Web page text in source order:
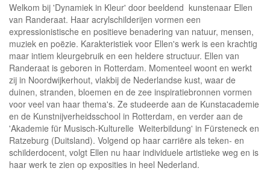
Welkom bij 'Dynamiek in Kleur' door beeldend kunstenaar Ellen
van Randeraat. Haar acrylschilderijen vormen een
expressionistische en positieve benadering van natuur, mensen,
muziek en poëzie. Karakteristiek voor Ellen's werk is een krachtig
maar intiem kleurgebruik en een heldere structuur. Ellen van
Randeraat is geboren in Rotterdam. Momenteel woont en werkt
zij in Noordwijkerhout, vlakbij de Nederlandse kust, waar de
duinen, stranden, bloemen en de zee inspiratiebronnen vormen
voor veel van haar thema's. Ze studeerde aan de Kunstacademie
en de Kunstnijverheidsschool in Rotterdam, en verder aan de
'Akademie für Musisch-Kulturelle Weiterbildung' in Fürsteneck en
Ratzeburg (Duitsland). Volgend op haar carriëre als teken- en
schilderdocent, volgt Ellen nu haar individuele artistieke weg en is
haar werk te zien op exposities in heel Nederland.